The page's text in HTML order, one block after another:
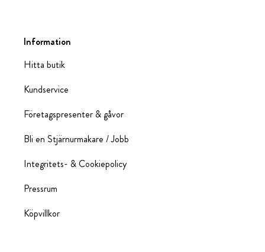
Information
Hitta butik
Kundservice
Företagspresenter & gåvor
Bli en Stjärnurmakare / Jobb
Integritets- & Cookiepolicy
Pressrum
Köpvillkor